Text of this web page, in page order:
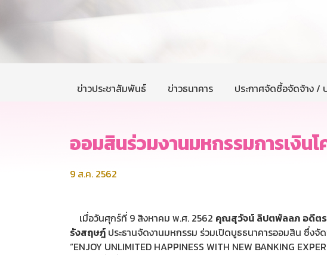
ข่าวประชาสัมพันธ์ ข่าวธนาคาร ประกาศจัดซื้อจัดจ้าง /
ออมสินร่วมงานมหกรรมการเงิน
9 ส.ค. 2562
เมื่อวันศุกร์ที่ 9 สิงหาคม พ.ศ. 2562 คุณสุวัจน์ ลิปตพัลลภ อดีต
รังสฤษฎ์ ประธานจัดงานมหกรรม ร่วมเปิดบูธธนาคารออมสิน ซึ่ง
“ENJOY UNLIMITED HAPPINESS WITH NEW BANKING